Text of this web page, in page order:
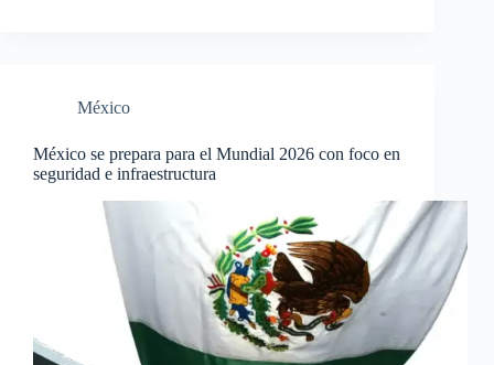
México
México se prepara para el Mundial 2026 con foco en
seguridad e infraestructura